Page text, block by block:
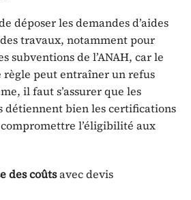
déposer les demandes d’aides
travaux, notamment pour
subventions de l’ANAH, car le
règle peut entraîner un refus
il faut s’assurer que les
détiennent bien les certifications
l’éligibilité aux
des coûtsavec devis